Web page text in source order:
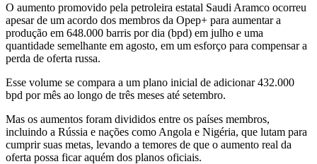
O aumento promovido pela petroleira estatal Saudi Aramco ocorreu
apesar de um acordo dos membros da Opep+ para aumentar a
produção em 648.000 barris por dia (bpd) em julho e uma
quantidade semelhante em agosto, em um esforço para compensar a
perda de oferta russa.
Esse volume se compara a um plano inicial de adicionar 432.000
bpd por mês ao longo de três meses até setembro.
Mas os aumentos foram divididos entre os países membros,
incluindo a Rússia e nações como Angola e Nigéria, que lutam para
cumprir suas metas, levando a temores de que o aumento real da
oferta possa ficar aquém dos planos oficiais.